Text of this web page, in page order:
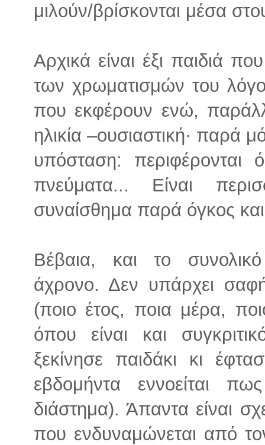
μιλούν/βρίσκονται μέσα
Αρχικά είναι έξι παιδιά
των χρωματισμών του
που εκφέρουν ενώ,
ηλικία –ουσιαστική· παρά
υπόσταση: περιφέρονται
πνεύματα... Είναι
συναίσθημα παρά όγκος
Βέβαια, και το
άχρονο. Δεν υπάρχει
(ποιο έτος, ποια μέρα,
όπου είναι και
ξεκίνησε παιδάκι κι
εβδομήντα εννοείται
διάστημα). Άπαντα είναι
που ενδυναμώνεται από